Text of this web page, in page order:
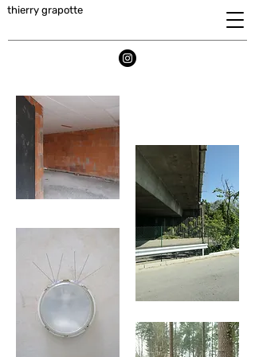
thierry grapotte